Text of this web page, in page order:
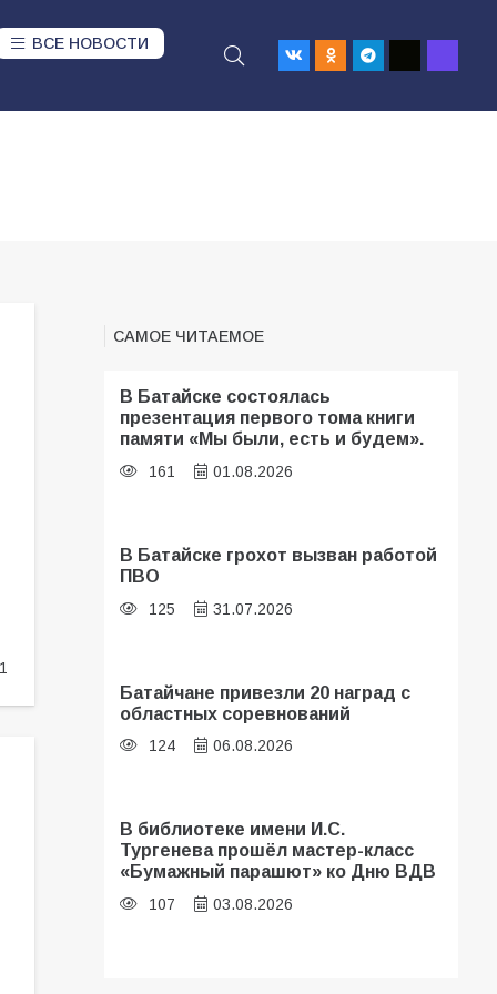
ВСЕ НОВОСТИ
САМОЕ ЧИТАЕМОЕ
В Батайске состоялась
презентация первого тома книги
памяти «Мы были, есть и будем».
161 01.08.2026
В Батайске грохот вызван работой
ПВО
125 31.07.2026
Батайчане привезли 20 наград с
областных соревнований
124 06.08.2026
В библиотеке имени И.С.
Тургенева прошёл мастер-класс
«Бумажный парашют» ко Дню ВДВ
107 03.08.2026